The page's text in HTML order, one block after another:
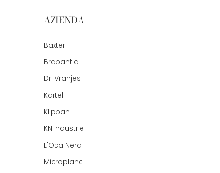
AZIENDA
Baxter
Brabantia
Dr. Vranjes
Kartell
Klippan
KN Industrie
L'Oca Nera
Microplane